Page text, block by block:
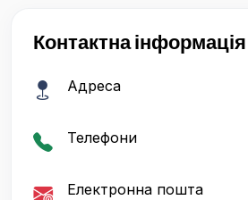
Контактна інформація
Адреса
Телефони
Електронна пошта